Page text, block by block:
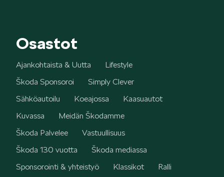
KLASSIKOT
RALLI
Osastot
Ajankohtaista & Uutta
Lifestyle
Škoda Sponsoroi
Simply Clever
Sähköautoilu
Koeajossa
Kaasuautot
Kuvassa
Meidän Škodamme
Škoda Palvelee
Vastuullisuus
Škoda 130 vuotta
Škoda mediassa
Sponsorointi & yhteistyö
Klassikot Ralli